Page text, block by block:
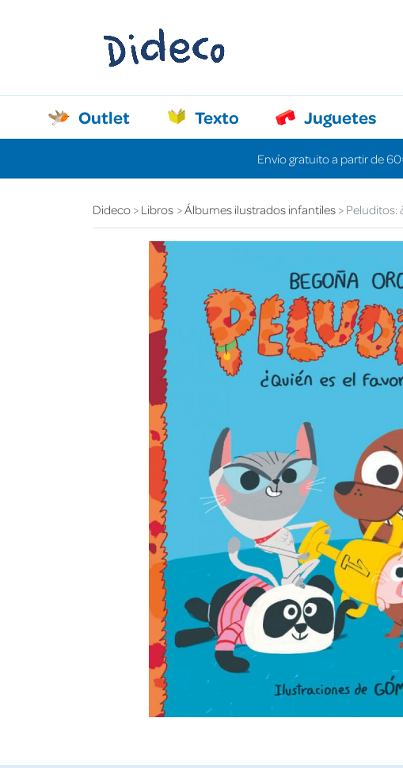
Outlet Texto Juguetes
Envío gratuito a partir de
Dideco Libros Álbumes ilustrados infantiles Peluditos: